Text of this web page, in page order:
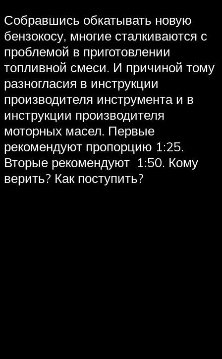
Собравшись обкатывать новую
бензокосу, многие сталкиваются с
проблемой в приготовлении
топливной смеси. И причиной тому
разногласия в инструкции
производителя инструмента и в
инструкции производителя
моторных масел. Первые
рекомендуют пропорцию 1:25.
Вторые рекомендуют 1:50. Кому
верить? Как поступить?